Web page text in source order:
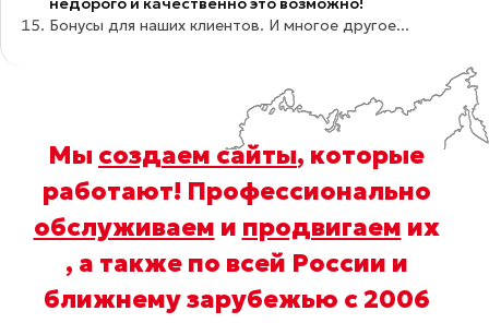
Бонусы для наших клиентов. И многое другое...
Мы создаем сайты, которые
работают! Профессионально
обслуживаем и продвигаем их
, а также по всей России и
ближнему зарубежью с 2006